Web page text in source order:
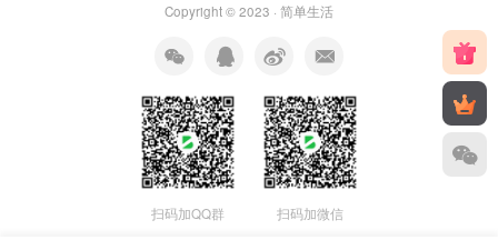
Copyright © 2023 · 简单生活
扫码加QQ群 扫码加微信